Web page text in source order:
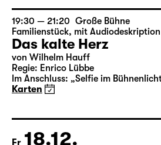
Deutsch von Jens Roselt
Fassung von Pia Richter und Julia
Regie: Pia Richter
17:15 + 17:30 Einführung im
Karten
30.12.
19:30 — 22:00 Große Bühne
Wiederaufnahme